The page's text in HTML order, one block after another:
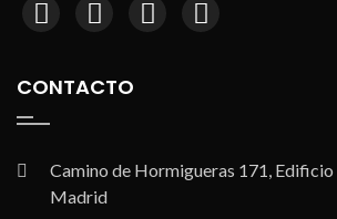
CONTACTO
Camino de Hormigueras 171, Edificio
Madrid